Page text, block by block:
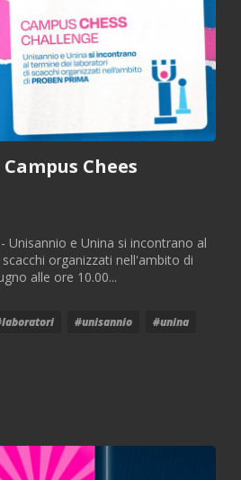
Chees
Unisannio e Unina si incontrano al
organizzati nell'ambito di
alle ore 10.00...
#unisannio
#unina